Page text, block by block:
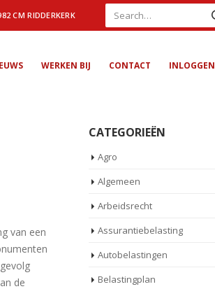
CM RIDDERKERK
WERKEN BIJ CONTACT INLOGGEN
van een
de
CATEGORIEËN
Agro
Algemeen
Arbeidsrecht
Assurantiebelasting
Autobelastingen
Belastingplan